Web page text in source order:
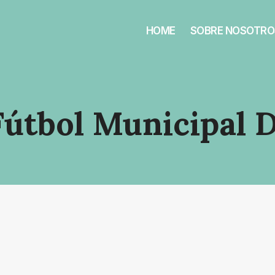
HOME SOBRE
Municipal